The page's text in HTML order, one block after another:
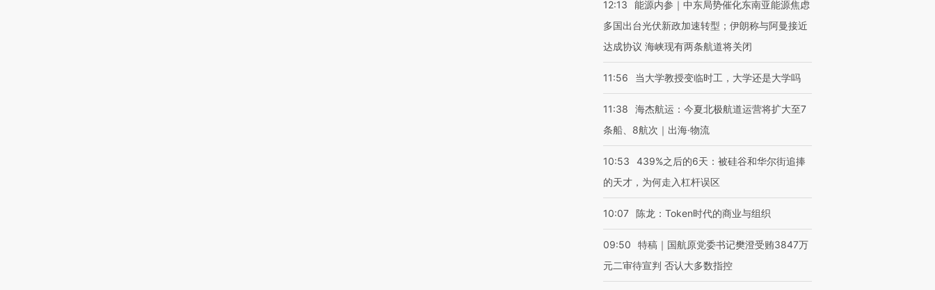
12:13
能源内参｜中东局势催化东南亚能源焦虑
多国出台光伏新政加速转型；伊朗称与阿曼接近
达成协议 海峡现有两条航道将关闭
11:56 当大学教授变临时工，大学还是大学吗
11:38
海杰航运：今夏北极航道运营将扩大至7
条船、8航次｜出海·物流
10:53
439%之后的6天：被硅谷和华尔街追捧
的天才，为何走入杠杆误区
10:07 陈龙：Token时代的商业与组织
09:50
特稿｜国航原党委书记樊澄受贿3847万
元二审待宣判 否认大多数指控